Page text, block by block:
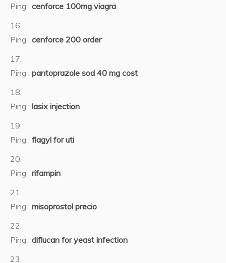
Ping : cenforce 100mg viagra
Ping : cenforce 200 order
Ping : pantoprazole sod 40 mg cost
Ping : lasix injection
Ping : flagyl for uti
Ping : rifampin
Ping : misoprostol precio
Ping : diflucan for yeast infection